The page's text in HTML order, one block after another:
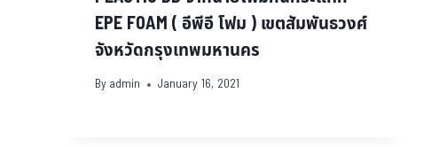
EPE FOAM ( อีพีอี โฟม ) เขตสัมพันธวงศ์
จังหวัดกรุงเทพมหานคร
By admin January 16, 2021